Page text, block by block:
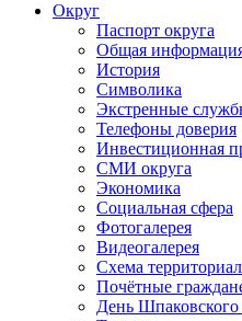
Округ
Паспорт округа
Общая
История
Символика
Экстренные
Телефоны доверия
Инвестиционная
СМИ округа
Экономика
Социальная сфера
Фотогалерея
Видеогалерея
Схема
Почётные
День Шпаковского